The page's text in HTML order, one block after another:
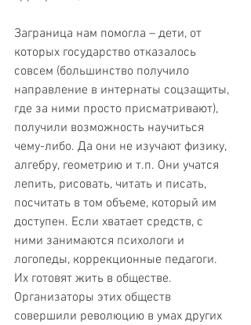
Заграница нам помогла – дети, от
которых государство отказалось
совсем (большинство получило
направление в интернаты соцзащиты,
где за ними просто присматривают),
получили возможность научиться
чему-либо. Да они не изучают физику,
алгебру, геометрию и т.п. Они учатся
лепить, рисовать, читать и писать,
посчитать в том объеме, который им
доступен. Если хватает средств, с
ними занимаются психологи и
логопеды, коррекционные педагоги.
Их готовят жить в обществе.
Организаторы этих обществ
совершили революцию в умах других